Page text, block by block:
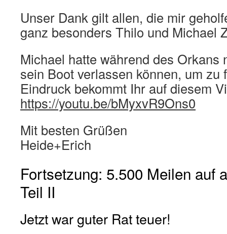
Unser Dank gilt allen, die mir
ganz besonders Thilo und Michael
Michael hatte während des Orkans
sein Boot verlassen können, um zu
Eindruck bekommt Ihr auf diesem
https://youtu.be/bMyxvR9Ons0
Mit besten Grüßen
Heide+Erich
Fortsetzung: 5.500 Meilen auf
Teil II
Jetzt war guter Rat teuer!